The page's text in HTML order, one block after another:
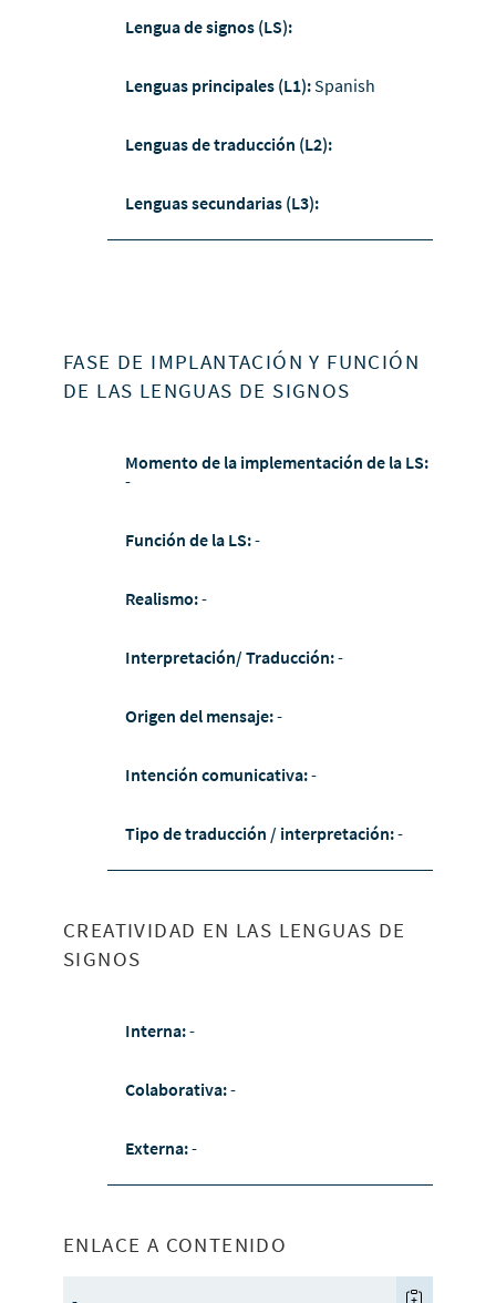
Lengua de signos (LS):
Lenguas principales (L1):Spanish
Lenguas de traducción (L2):
Lenguas secundarias (L3):
FASE DE IMPLANTACIÓN Y FUNCIÓN
DE LAS LENGUAS DE SIGNOS
Momento de la implementación de la LS:
-
Función de la LS:-
Realismo:-
Interpretación/ Traducción:-
Origen del mensaje:-
Intención comunicativa:-
Tipo de traducción / interpretación:-
CREATIVIDAD EN LAS LENGUAS DE
SIGNOS
Interna:-
Colaborativa:-
Externa:-
ENLACE A CONTENIDO